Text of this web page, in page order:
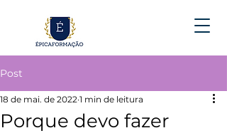
Post
Porque devo fazer
18 de mai. de 2022 1 min de leitura